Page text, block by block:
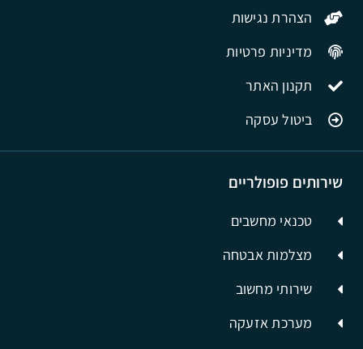
שירותים פופולריים
טכנאי מחשבים
מצלמות אבטחה
שירותי מחשוב
מערכת אזעקה
הצהרת נגישות
מדיניות פרטיות
תקנון האתר
ביטול עסקה